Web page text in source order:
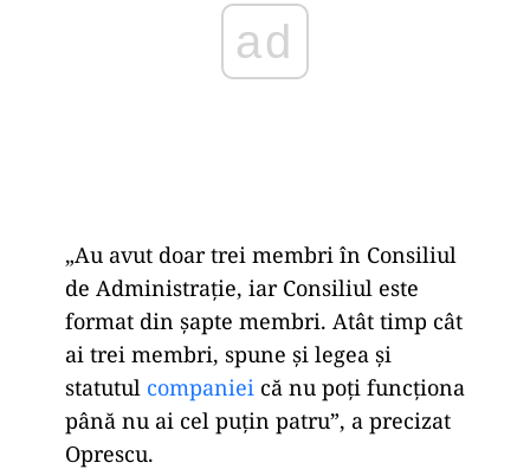
„Au avut doar trei membri în Consiliul
de Administrație, iar Consiliul este
format din șapte membri. Atât timp cât
ai trei membri, spune și legea și
statutul companiei că nu poți funcționa
până nu ai cel puțin patru”, a precizat
Oprescu.